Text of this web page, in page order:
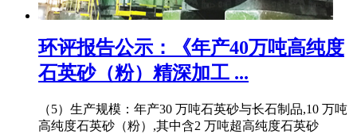
环评报告公示：《年产40万吨高纯度
石英砂（粉）精深加工 ...
（5）生产规模：年产30 万吨石英砂与长石制品,10 万吨
高纯度石英砂（粉）,其中含2 万吨超高纯度石英砂